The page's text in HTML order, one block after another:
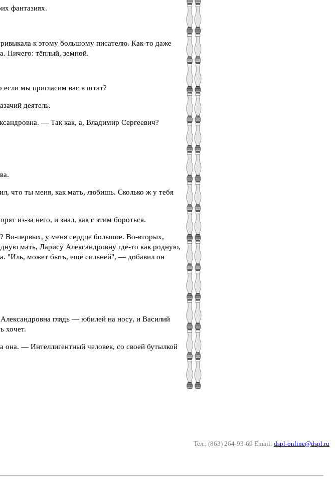
фантазиях.
к этому большому писателю. Как-то даже
Ничего: тёплый, земной.
мы пригласим вас в штат?
деятель.
— Так как, а, Владимир Сергеевич?
что ты меня, как мать, любишь. Сколько ж у тебя
из-за него, и знал, как с этим бороться.
первых, у меня сердце большое. Во-вторых,
мать, Ларису Александровну где-то как родную,
"Иль, может быть, ещё сильней", — добавил он
глядь — юбилей на носу, и Василий
хочет.
— Интеллигентный человек, со своей бутылкой
Тел.: (863) 264-93-69 Email: dspl-online@dspl.ru